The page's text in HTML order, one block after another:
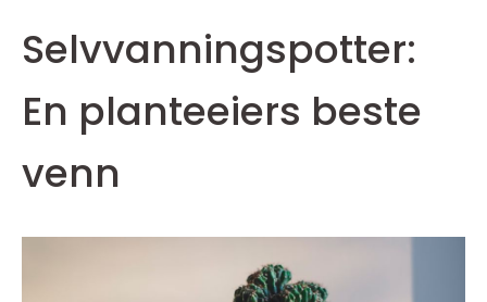
Selvvanningspotter:
En planteeiers beste
venn